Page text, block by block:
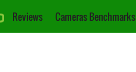
Reviews Cameras Benchmarks